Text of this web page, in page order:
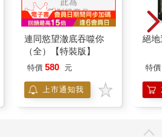
連同慾望澈底吞噬你
（全）【特裝版】
特價 580 元
上市通知我
絕
特價